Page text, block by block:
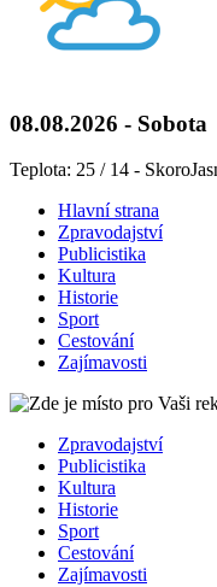
08.08.2026 - Sobota
Teplota: 25 / 14 -
Hlavní strana
Zpravodajství
Publicistika
Kultura
Historie
Sport
Cestování
Zajímavosti
Zpravodajství
Publicistika
Kultura
Historie
Sport
Cestování
Zajímavosti